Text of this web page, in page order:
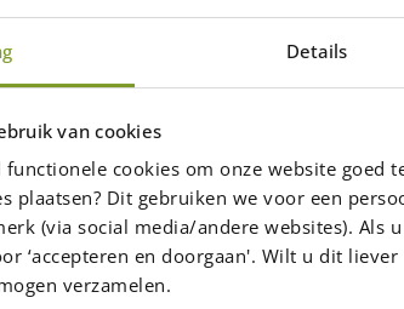
Details
van cookies
functionele cookies om onze website goed
plaatsen? Dit gebruiken we voor een
(via social media/andere websites). Als
‘accepteren en doorgaan'. Wilt u dit liever
verzamelen.